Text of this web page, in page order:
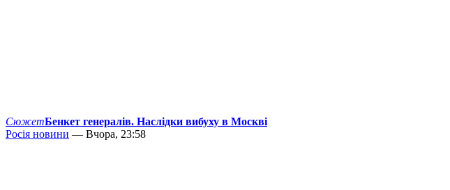
СюжетБенкет генералів. Наслідки вибуху в Москві
Росія новини — Вчора, 23:58